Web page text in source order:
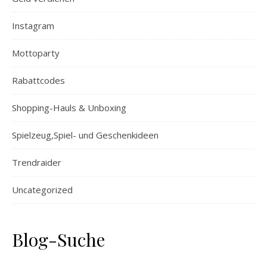
Instagram
Mottoparty
Rabattcodes
Shopping-Hauls & Unboxing
Spielzeug,Spiel- und Geschenkideen
Trendraider
Uncategorized
Blog-Suche